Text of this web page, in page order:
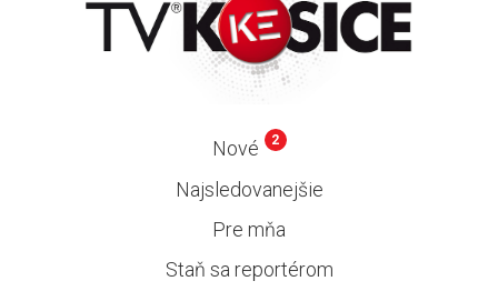
Nové 2
Najsledovanejšie
Pre mňa
Staň sa reportérom